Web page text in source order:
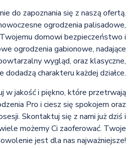
do zapoznania się z naszą ofertą.
ogrodzenia palisadowe,
domowi bezpieczeństwo i
ogrodzenia gabionowe, nadające
wygląd, oraz klasyczne,
charakteru każdej działce.
w jakość i piękno, które przetrwają
Pro i ciesz się spokojem oraz
Skontaktuj się z nami już dziś i
możemy Ci zaoferować. Twoje
jest dla nas najważniejsze!